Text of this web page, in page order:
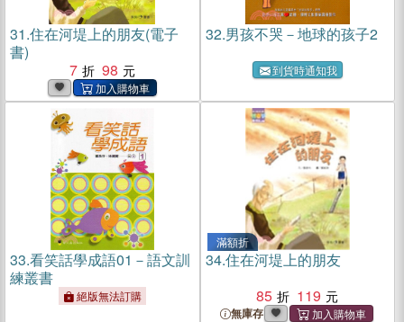
31.住在河堤上的朋友(電子
書)
7
98
32.男孩不哭－地球的孩子2
到貨時通知我
33.看笑話學成語01－語文訓
練叢書
絕版無法訂購
滿額折
34.住在河堤上的朋友
85
119
無庫存